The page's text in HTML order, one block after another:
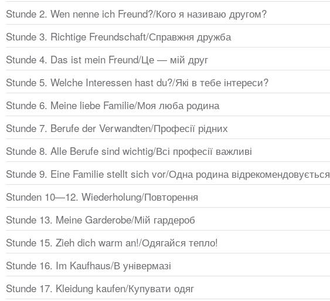
Stunde 2. Wen nenne ich Freund?/Кого я називаю другом?
Stunde 3. Richtige Freundschaft/Справжня дружба
Stunde 4. Das ist mein Freund/Це — мій друг
Stunde 5. Welche Interessen hast du?/Які в тебе інтереси?
Stunde 6. Meine liebe Familie/Моя люба родина
Stunde 7. Berufe der Verwandten/Професії рідних
Stunde 8. Alle Berufe sind wichtig/Всі професії важливі
Stunde 9. Eine Familie stellt sich vor/Одна родина відрекомендовується
Stunden 10—12. Wiederholung/Повторення
Stunde 13. Meine Garderobe/Мій гардероб
Stunde 15. Zieh dich warm an!/Одягайся тепло!
Stunde 16. Im Kaufhaus/В універмазі
Stunde 17. Kleidung kaufen/Купувати одяг